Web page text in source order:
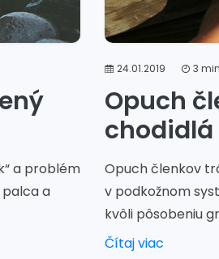
a problém
a
24.01.2019 3 min
Opuch
chodidlá
Opuch členkov
v podkožnom
kvôli pôsobeniu
Čítaj viac